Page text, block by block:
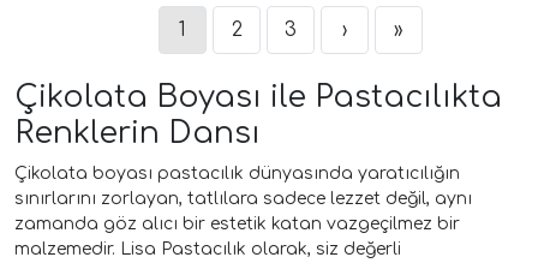
1 2 3 › »
Çikolata Boyası ile Pastacılıkta
Renklerin Dansı
Çikolata boyası pastacılık dünyasında yaratıcılığın
sınırlarını zorlayan, tatlılara sadece lezzet değil, aynı
zamanda göz alıcı bir estetik katan vazgeçilmez bir
malzemedir. Lisa Pastacılık olarak, siz değerli